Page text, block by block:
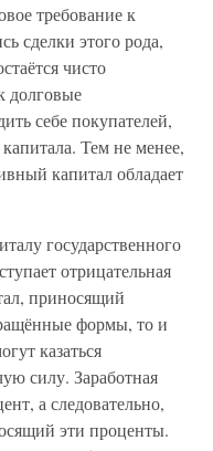
требование к
сделки этого рода,
чисто
долговые
себе покупателей,
Тем не менее,
капитал обладает
государственного
отрицательная
приносящий
формы, то и
казаться
силу. Заработная
а следовательно,
эти проценты.